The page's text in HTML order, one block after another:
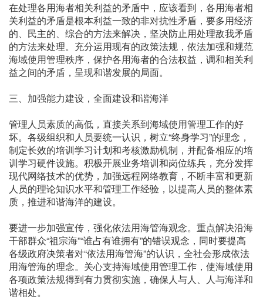
在处理各用海者相关利益的矛盾中，应该看到，各用海者相
关利益的矛盾是根本利益一致的非对抗性矛盾，要多用经济
的、民主的、综合的方法来解决，坚决防止用处理敌我矛盾
的方法来处理。充分运用现有的政策法规，依法加强和规范
海域使用管理秩序，保护各用海者的合法权益，调和相关利
益之间的矛盾，呈现和谐发展的局面。
三、加强能力建设，全面建设和谐海洋
管理人员素质的高低，直接关系到海域使用管理工作的好
坏。各级组织和人员要统一认识，树立“终身学习”的理念，
制定长效的培训学习计划和考核激励机制，并配备相应的培
训学习硬件设施。积极开展业务培训和岗位练兵，充分发挥
现代网络技术的优势，加强远程网络教育，不断丰富和更新
人员的理论知识水平和管理工作经验，以提高人员的整体素
质，推进和谐海洋的建设。
要进一步加强宣传，强化依法用海管海观念。重点解决沿海
干部群众“祖宗海”“谁占有谁拥有”的错误观念，同时要提高
各级政府决策者对“依法用海管海”的认识，全社会形成依法
用海管海的理念。关心支持海域使用管理工作，使海域使用
各项政策法规得到有力贯彻实施，确保人与人、人与海洋和
谐相处。